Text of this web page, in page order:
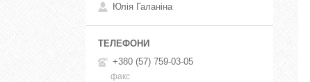
Юлія Галаніна
+380 (57) 759-03-05
факс